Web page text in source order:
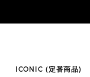
ICONIC (定番商品)